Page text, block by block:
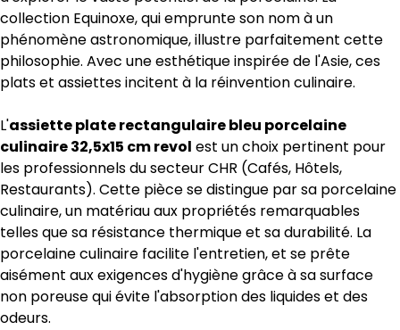
collection Equinoxe, qui emprunte son nom à un
phénomène astronomique, illustre parfaitement cette
philosophie. Avec une esthétique inspirée de l'Asie, ces
plats et assiettes incitent à la réinvention culinaire.
L'assiette plate rectangulaire bleu porcelaine
culinaire 32,5x15 cm revol est un choix pertinent pour
les professionnels du secteur CHR (Cafés, Hôtels,
Restaurants). Cette pièce se distingue par sa porcelaine
culinaire, un matériau aux propriétés remarquables
telles que sa résistance thermique et sa durabilité. La
porcelaine culinaire facilite l'entretien, et se prête
aisément aux exigences d'hygiène grâce à sa surface
non poreuse qui évite l'absorption des liquides et des
odeurs.